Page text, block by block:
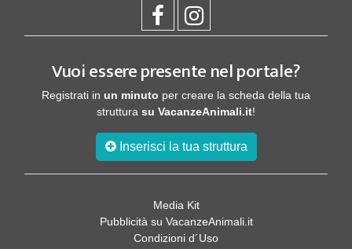
Vuoi essere presente nel portale?
Registrati in un minuto per creare la scheda della tua
struttura su VacanzeAnimali.it!
Inserisci la tua struttura
Media Kit
Pubblicità su VacanzeAnimali.it
Condizioni d´Uso